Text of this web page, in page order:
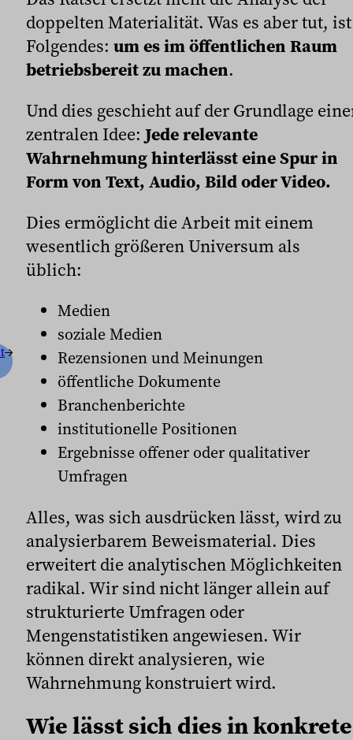
doppelten Materialität. Was es aber tut, ist
Folgendes: um es im öffentlichen Raum
betriebsbereit zu machen.
Und dies geschieht auf der Grundlage
zentralen Idee: Jede relevante
Wahrnehmung hinterlässt eine Spur in
Form von Text, Audio, Bild oder Video.
Dies ermöglicht die Arbeit mit einem
wesentlich größeren Universum als
üblich:
Medien
soziale Medien
Rezensionen und Meinungen
öffentliche Dokumente
Branchenberichte
institutionelle Positionen
Ergebnisse offener oder qualitativer
Umfragen
Alles, was sich ausdrücken lässt, wird zu
analysierbarem Beweismaterial. Dies
erweitert die analytischen Möglichkeiten
radikal. Wir sind nicht länger allein auf
strukturierte Umfragen oder
Mengenstatistiken angewiesen. Wir
können direkt analysieren, wie
Wahrnehmung konstruiert wird.
Wie lässt sich dies in konkrete